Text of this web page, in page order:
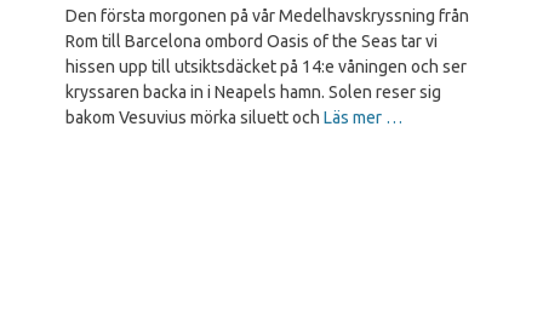
Den första morgonen på vår Medelhavskryssning från
Rom till Barcelona ombord Oasis of the Seas tar vi
hissen upp till utsiktsdäcket på 14:e våningen och ser
kryssaren backa in i Neapels hamn. Solen reser sig
bakom Vesuvius mörka siluett och Läs mer …